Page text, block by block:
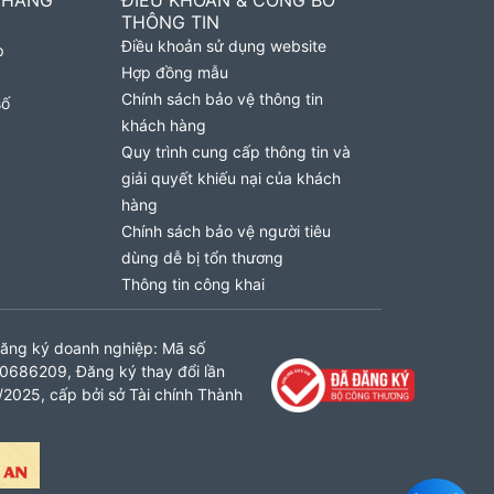
THÔNG TIN
Điều khoản sử dụng website
Hợp đồng mẫu
Chính sách bảo vệ thông tin
khách hàng
Quy trình cung cấp thông tin và
giải quyết khiếu nại của khách
hàng
Chính sách bảo vệ người tiêu
dùng dễ bị tổn thương
Thông tin công khai
ký doanh nghiệp: Mã số
Đăng ký thay đổi lần
cấp bởi sở Tài chính Thành